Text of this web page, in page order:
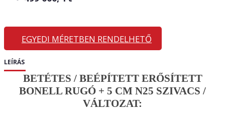
EGYEDI MÉRETBEN RENDELHETŐ
LEÍRÁS
BETÉTES / BEÉPÍTETT ERŐSÍTETT
BONELL RUGÓ + 5 CM N25 SZIVACS /
VÁLTOZAT: